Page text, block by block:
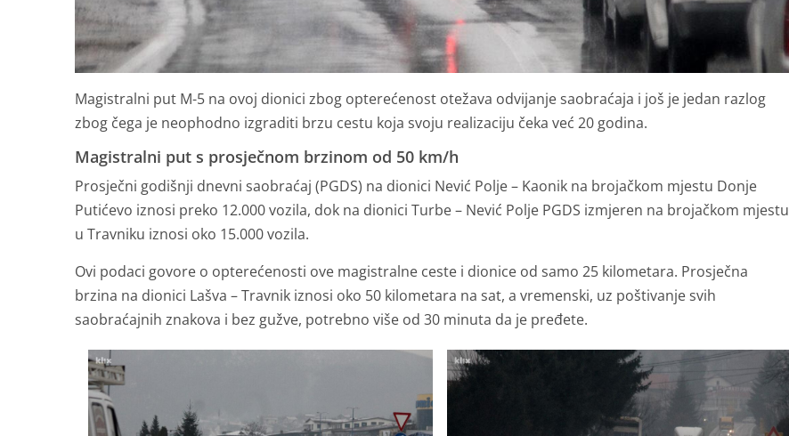
Magistralni put M-5 na ovoj dionici zbog opterećenost otežava odvijanje saobraćaja i još je jedan razlog
zbog čega je neophodno izgraditi brzu cestu koja svoju realizaciju čeka već 20 godina.
Magistralni put s prosječnom brzinom od 50 km/h
Prosječni godišnji dnevni saobraćaj (PGDS) na dionici Nević Polje – Kaonik na brojačkom mjestu Donje
Putićevo iznosi preko 12.000 vozila, dok na dionici Turbe – Nević Polje PGDS izmjeren na brojačkom mjestu
u Travniku iznosi oko 15.000 vozila.
Ovi podaci govore o opterećenosti ove magistralne ceste i dionice od samo 25 kilometara. Prosječna
brzina na dionici Lašva – Travnik iznosi oko 50 kilometara na sat, a vremenski, uz poštivanje svih
saobraćajnih znakova i bez gužve, potrebno više od 30 minuta da je pređete.